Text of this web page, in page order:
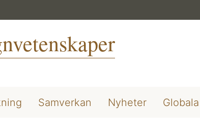
Samverkan Nyheter